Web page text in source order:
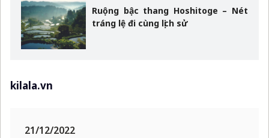
Ruộng bậc thang Hoshitoge – Nét
tráng lệ đi cùng lịch sử
kilala.vn
21/12/2022